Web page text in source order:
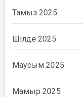
Тамыз 2025
Шілде 2025
Маусым 2025
Мамыр 2025